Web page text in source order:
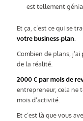
est tellement
Et ça, c’est ce qui se
votre business-plan.
Combien de plans,
de la réalité.
2000 € par mois de
entrepreneur, cela ne
mois d’activité.
Et c’est là que vous